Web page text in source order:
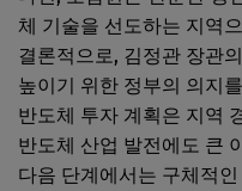
체 기술을 선도하는 지역
결론적으로, 김정관 장관
높이기 위한 정부의 의지
반도체 투자 계획은 지역
반도체 산업 발전에도 큰
다음 단계에서는 구체적